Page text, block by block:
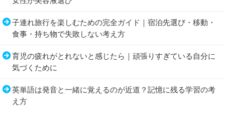
子連れ旅行を楽しむための完全ガイド｜宿泊先選び・移動・
食事・持ち物で失敗しない考え方
育児の疲れがとれないと感じたら｜頑張りすぎている自分に
気づくために
英単語は発音と一緒に覚えるのが近道？記憶に残る学習の考
え方